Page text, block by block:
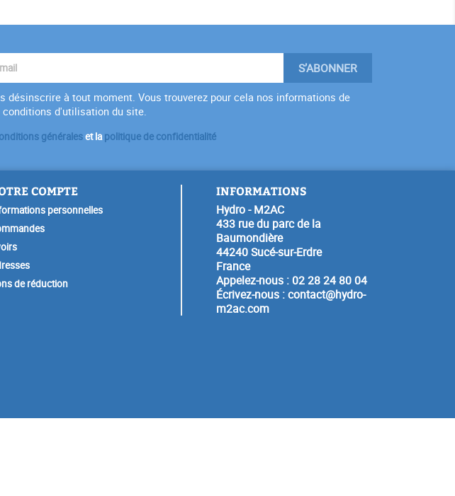
désinscrire à tout moment. Vous trouverez pour cela nos informations de
d'utilisation du site.
généraleset lapolitique de confidentialité
COMPTE
personnelles
de réduction
INFORMATIONS
Hydro - M2AC
433 rue du parc de la
Baumondière
44240 Sucé-sur-Erdre
France
Appelez-nous : 02 28 24 80 04
Écrivez-nous :contact@hydro-
m2ac.com